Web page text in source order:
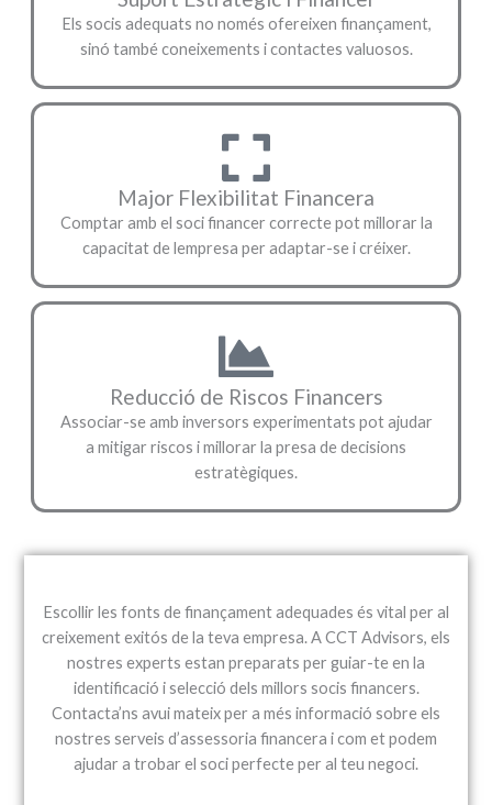
Els socis adequats no només ofereixen finançament,
sinó també coneixements i contactes valuosos.
Major Flexibilitat Financera
Comptar amb el soci financer correcte pot millorar la
capacitat de lempresa per adaptar-se i créixer.
Reducció de Riscos Financers
Associar-se amb inversors experimentats pot ajudar
a mitigar riscos i millorar la presa de decisions
estratègiques.
Escollir les fonts de finançament adequades és vital per al
creixement exitós de la teva empresa. A CCT Advisors, els
nostres experts estan preparats per guiar-te en la
identificació i selecció dels millors socis financers.
Contacta’ns avui mateix per a més informació sobre els
nostres serveis d’assessoria financera i com et podem
ajudar a trobar el soci perfecte per al teu negoci.